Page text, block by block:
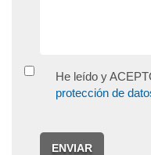
He leído y
protección de
ENVIAR